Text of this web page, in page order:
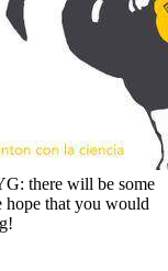
there will be some
hope that you would